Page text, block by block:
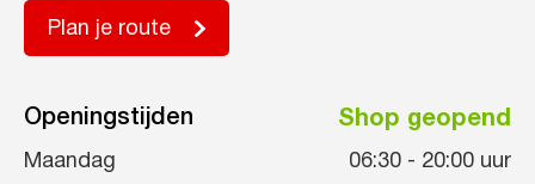
Plan je route
Openingstijden Shop geopend
Maandag 06:30 - 20:00 uur